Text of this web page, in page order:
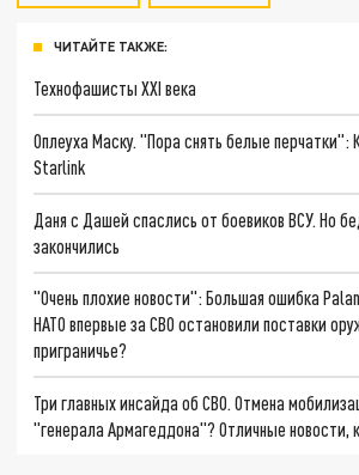
ЧИТАЙТЕ ТАКЖЕ:
Технофашисты XXI века
Оплеуха Маску. "Пора снять белые перчатки":
Starlink
Даня с Дашей спаслись от боевиков ВСУ. Но
закончились
"Очень плохие новости": Большая ошибка
НАТО впервые за СВО остановили поставки
приграничье?
Три главных инсайда об СВО. Отмена
"генерала Армагеддона"? Отличные новости,